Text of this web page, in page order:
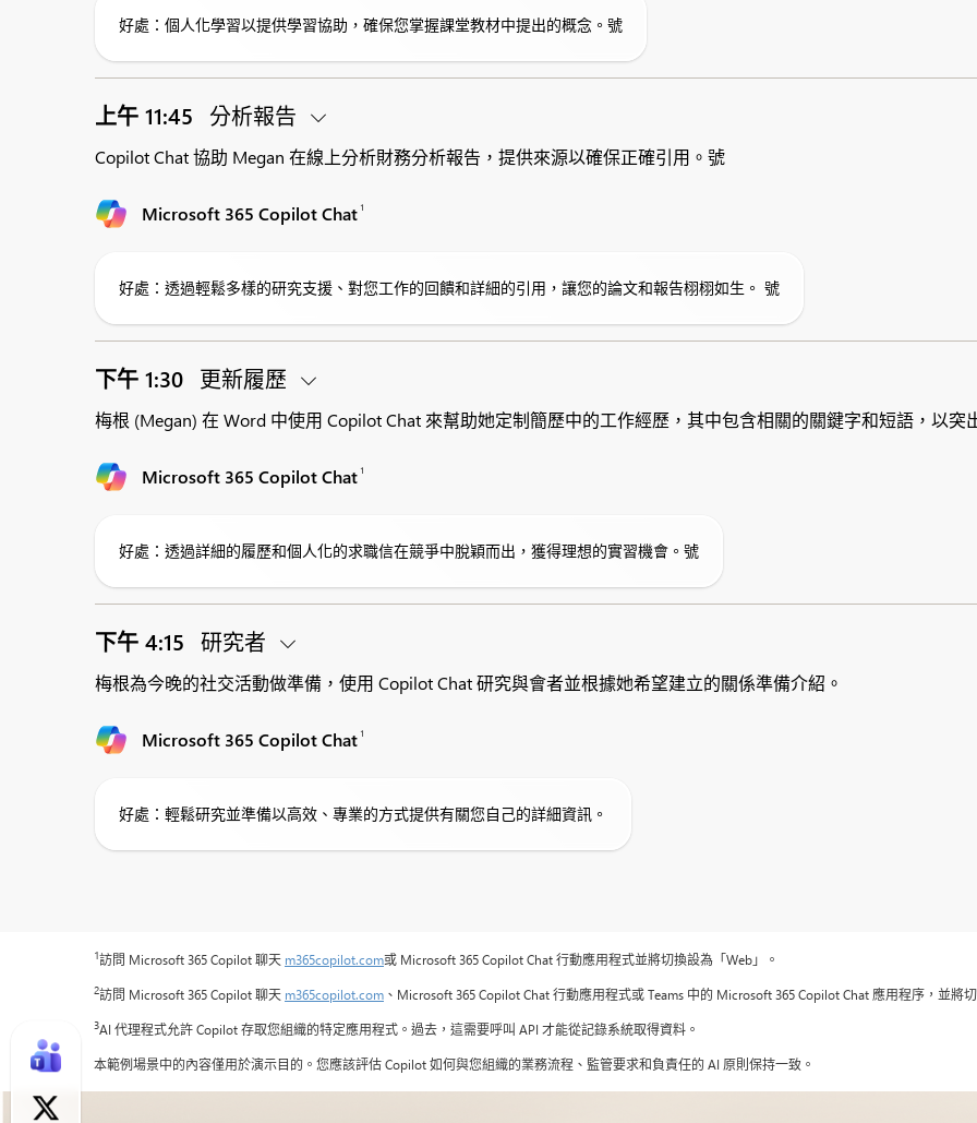
好處：個人化學習以提供學習協助，確保您掌握課堂教材中提出的概念。號
上午 11:45 分析報告
Copilot Chat 協助 Megan 在線上分析財務分析報告，提供來源以確保正確引用。號
Microsoft 365 Copilot Chat 1
好處：透過輕鬆多樣的研究支援、對您工作的回饋和詳細的引用，讓您的論文和報告栩栩如生。 號
下午 1:30 更新履歷
梅根 (Megan) 在 Word 中使用 Copilot Chat 來幫助她定制簡歷中的工作經歷，其中包含相關的關鍵字和短語，以突
Microsoft 365 Copilot Chat 1
好處：透過詳細的履歷和個人化的求職信在競爭中脫穎而出，獲得理想的實習機會。號
下午 4:15 研究者
梅根為今晚的社交活動做準備，使用 Copilot Chat 研究與會者並根據她希望建立的關係準備介紹。
Microsoft 365 Copilot Chat 1
好處：輕鬆研究並準備以高效、專業的方式提供有關您自己的詳細資訊。
1訪問 Microsoft 365 Copilot 聊天 m365copilot.com或 Microsoft 365 Copilot Chat 行動應用程式並將切換設為「Web」。
2訪問 Microsoft 365 Copilot 聊天 m365copilot.com 、Microsoft 365 Copilot Chat 行動應用程式或 Teams 中的 Microsoft 365 Copilot Chat 應用程序，並將
3AI 代理程式允許 Copilot 存取您組織的特定應用程式。過去，這需要呼叫 API 才能從記錄系統取得資料。
本範例場景中的內容僅用於演示目的。您應該評估 Copilot 如何與您組織的業務流程、監管要求和負責任的 AI 原則保持一致。